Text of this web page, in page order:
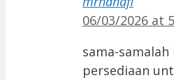
06/03/2026 at
sama-
persediaan